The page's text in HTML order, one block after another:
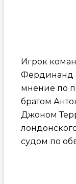
Игрок
Фердинанд
мнение по
братом
Джоном
судом по